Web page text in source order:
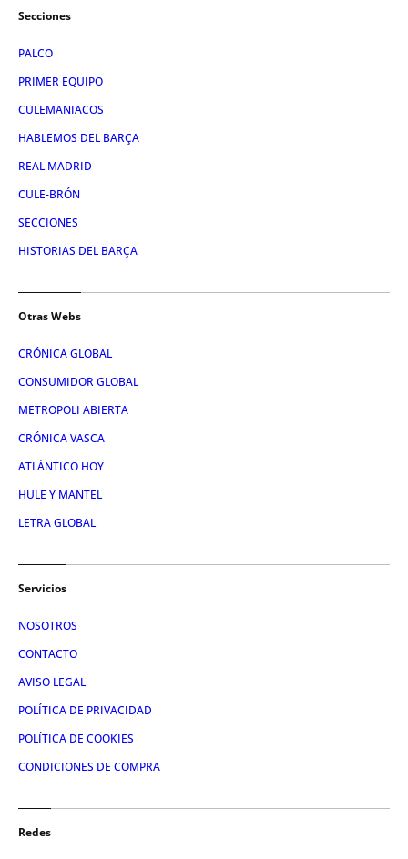
Secciones
PALCO
PRIMER EQUIPO
CULEMANIACOS
HABLEMOS DEL BARÇA
REAL MADRID
CULE-BRÓN
SECCIONES
HISTORIAS DEL BARÇA
Otras Webs
CRÓNICA GLOBAL
CONSUMIDOR GLOBAL
METROPOLI ABIERTA
CRÓNICA VASCA
ATLÁNTICO HOY
HULE Y MANTEL
LETRA GLOBAL
Servicios
NOSOTROS
CONTACTO
AVISO LEGAL
POLÍTICA DE PRIVACIDAD
POLÍTICA DE COOKIES
CONDICIONES DE COMPRA
Redes